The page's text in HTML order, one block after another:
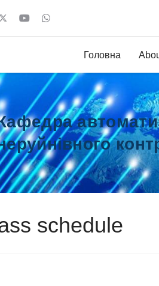
Головна
schedule